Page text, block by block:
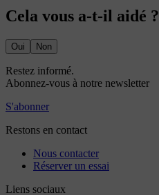
Cela vous a-t-il aidé ?
Oui Non